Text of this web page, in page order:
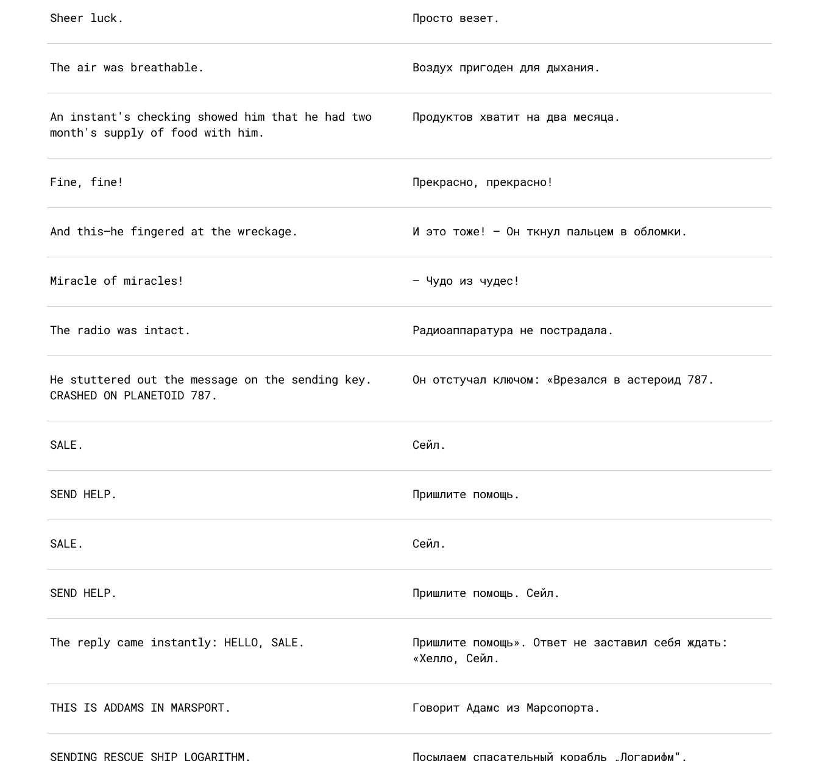
Sheer luck. Просто везет.
The air was breathable. Воздух пригоден для дыхания.
An instant's checking showed him that he had two
month's supply of food with him.
Продуктов хватит на два месяца.
Fine, fine! Прекрасно, прекрасно!
And this—he fingered at the wreckage. И это тоже! — Он ткнул пальцем в обломки.
Miracle of miracles! — Чудо из чудес!
The radio was intact. Радиоаппаратура не пострадала.
He stuttered out the message on the sending key.
CRASHED ON PLANETOID 787.
Он отстучал ключом: «Врезался в астероид 787.
SALE. Сейл.
SEND HELP. Пришлите помощь.
SALE. Сейл.
SEND HELP. Пришлите помощь. Сейл.
The reply came instantly: HELLO, SALE.
Пришлите помощь». Ответ не заставил себя ждать:
«Хелло, Сейл.
THIS IS ADDAMS IN MARSPORT. Говорит Адамс из Марсопорта.
SENDING RESCUE SHIP LOGARITHM. Посылаем спасательный корабль „Логарифм“.